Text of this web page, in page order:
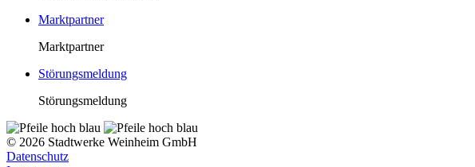
Marktpartner
Marktpartner
Störungsmeldung
Störungsmeldung
© 2026 Stadtwerke Weinheim GmbH
Datenschutz